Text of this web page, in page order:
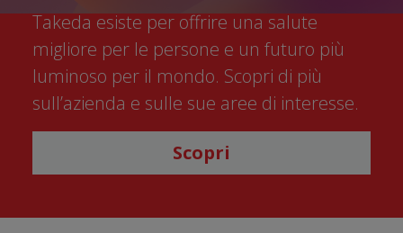
Takeda esiste per offrire una salute
migliore per le persone e un futuro più
luminoso per il mondo. Scopri di più
sull’azienda e sulle sue aree di interesse.
Scopri